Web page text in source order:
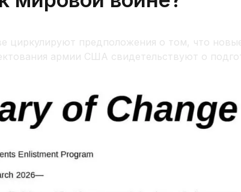
циркулируют предположения о том, что
армии США свидетельствуют о